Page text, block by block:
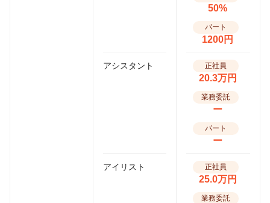
50%
パート
1200円
アシスタント 正社員
20.3万円
業務委託
ー
パート
ー
アイリスト 正社員
25.0万円
業務委託